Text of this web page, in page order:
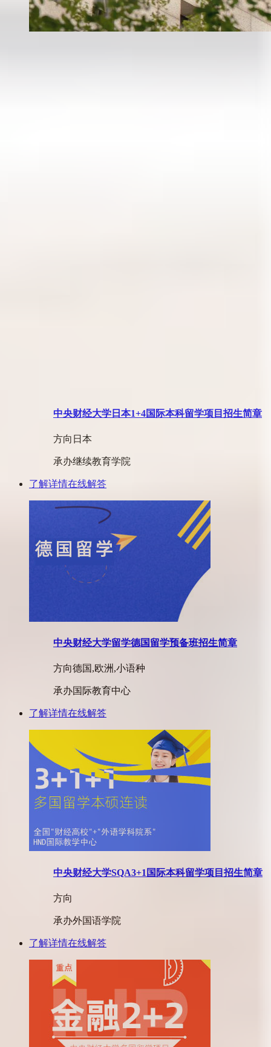
中央财经大学日本1+4国际本科留学项目招生简章
方向 日本
承办继续教育学院
了解详情在线解答
中央财经大学留学德国留学预备班招生简章
方向德国,欧洲,小语种
承办国际教育中心
了解详情在线解答
中央财经大学SQA3+1国际本科留学项目招生简章
方向
承办外国语学院
了解详情在线解答